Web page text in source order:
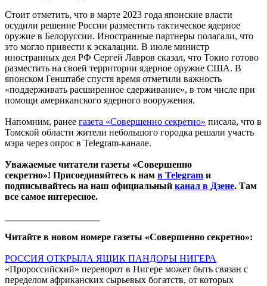
Стоит отметить, что в марте 2023 года японские власти
осудили решение России разместить тактическое ядерное
оружие в Белоруссии. Иностранные партнеры полагали, что
это могло привести к эскалации. В июле министр
иностранных дел РФ Сергей Лавров сказал, что Токио готово
разместить на своей территории ядерное оружие США. В
японском Генштабе спустя время отметили важность
«поддерживать расширенное сдерживание», в том числе при
помощи американского ядерного вооружения.
Напомним, ранее газета «Совершенно секретно» писала, что в
Томской области жители небольшого городка решали участь
мэра через опрос в Telegram-канале.
Уважаемые читатели газеты «Совершенно
секретно»! Присоединяйтесь к нам в Telegram и
подписывайтесь на наш официальный канал в Дзене. Там
все самое интересное.
Читайте в новом номере газеты «Совершенно секретно»:
РОССИЯ ОТКРЫЛА ЯЩИК ПАНДОРЫ НИГЕРА
«Пророссийский» переворот в Нигере может быть связан с
переделом африканских сырьевых богатств, от которых